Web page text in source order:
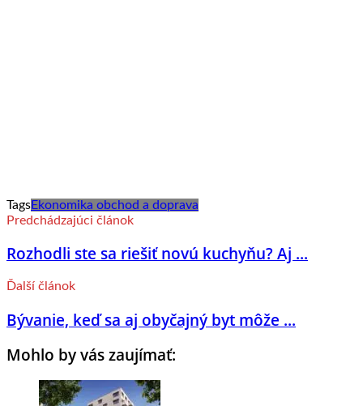
TagsEkonomika obchod a doprava
Predchádzajúci článok
Rozhodli ste sa riešiť novú kuchyňu? Aj ...
Ďalší článok
Bývanie, keď sa aj obyčajný byt môže ...
Mohlo by vás zaujímať: